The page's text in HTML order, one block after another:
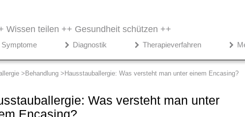
Wissen teilen ++ Gesundheit schützen ++
Symptome Diagnostik Therapieverfahren
Behandlung Hausstauballergie: Was versteht man unter einem Encasing?
Was versteht man unter
Encasing?